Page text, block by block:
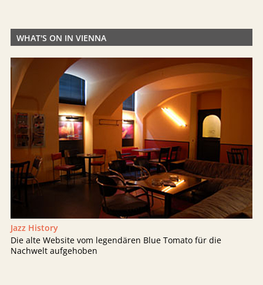
WHAT'S ON IN VIENNA
Jazz History
Die alte Website vom legendären Blue Tomato für die
Nachwelt aufgehoben